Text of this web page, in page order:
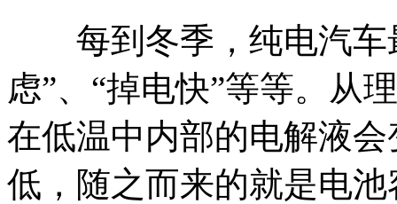
每到冬季，纯电汽车
虑”、“掉电快”等等。从
在低温中内部的电解液
低，随之而来的就是电